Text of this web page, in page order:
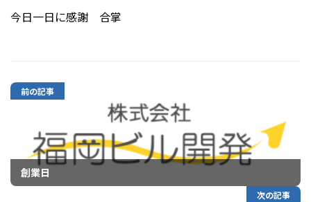
今日一日に感謝 合掌
前の記事
創業日
次の記事